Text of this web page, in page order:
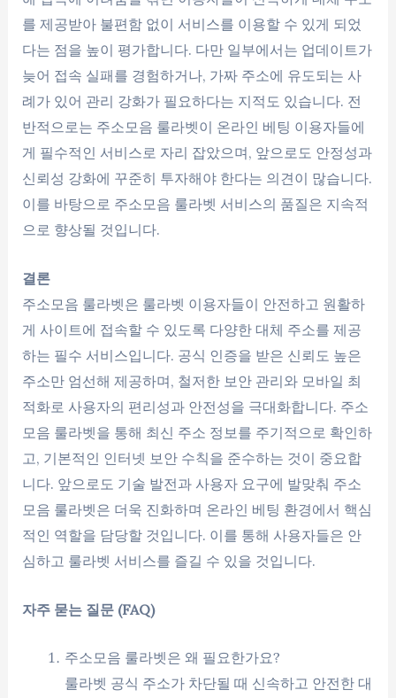
를 제공받아 불편함 없이 서비스를 이용할 수 있게 되었
다는 점을 높이 평가합니다. 다만 일부에서는 업데이트가
늦어 접속 실패를 경험하거나, 가짜 주소에 유도되는 사
례가 있어 관리 강화가 필요하다는 지적도 있습니다. 전
반적으로는 주소모음 룰라벳이 온라인 베팅 이용자들에
게 필수적인 서비스로 자리 잡았으며, 앞으로도 안정성과
신뢰성 강화에 꾸준히 투자해야 한다는 의견이 많습니다.
이를 바탕으로 주소모음 룰라벳 서비스의 품질은 지속적
으로 향상될 것입니다.
결론
주소모음 룰라벳은 룰라벳 이용자들이 안전하고 원활하
게 사이트에 접속할 수 있도록 다양한 대체 주소를 제공
하는 필수 서비스입니다. 공식 인증을 받은 신뢰도 높은
주소만 엄선해 제공하며, 철저한 보안 관리와 모바일 최
적화로 사용자의 편리성과 안전성을 극대화합니다. 주소
모음 룰라벳을 통해 최신 주소 정보를 주기적으로 확인하
고, 기본적인 인터넷 보안 수칙을 준수하는 것이 중요합
니다. 앞으로도 기술 발전과 사용자 요구에 발맞춰 주소
모음 룰라벳은 더욱 진화하며 온라인 베팅 환경에서 핵심
적인 역할을 담당할 것입니다. 이를 통해 사용자들은 안
심하고 룰라벳 서비스를 즐길 수 있을 것입니다.
자주 묻는 질문 (FAQ)
주소모음 룰라벳은 왜 필요한가요?
룰라벳 공식 주소가 차단될 때 신속하고 안전한 대